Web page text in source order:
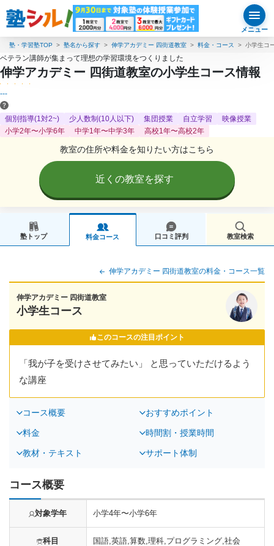
メニュー
塾・学習塾TOP 塾名から探す 伸学アカデミー 四街道教室 料金・コース 小学生コ
ベテラン講師が集まって理想の学習環境をつくりました
伸学アカデミー 四街道教室の小学生コース情報
---
個別指導(1対2~) 少人数制(10人以下) 集団授業 自立学習
映像授業
小学2年〜小学6年
中学1年〜中学3年 高校1年〜高校2年
教室の住所や料金を知りたい方はこちら
近くの教室を探す
塾トップ 料金コース 口コミ評判 教室検索
伸学アカデミー 四街道教室の料金・コース一覧
伸学アカデミー 四街道教室
小学生コース
このコースの注目ポイント
「我が子を受けさせてみたい」 と思っていただけるよう
な講座
コース概要 おすすめポイント
料金 時間割・授業時間
教材・テキスト サポート体制
コース概要
対象学年 小学4年〜小学6年
科目 国語,英語,算数,理科,プログラミング,社会